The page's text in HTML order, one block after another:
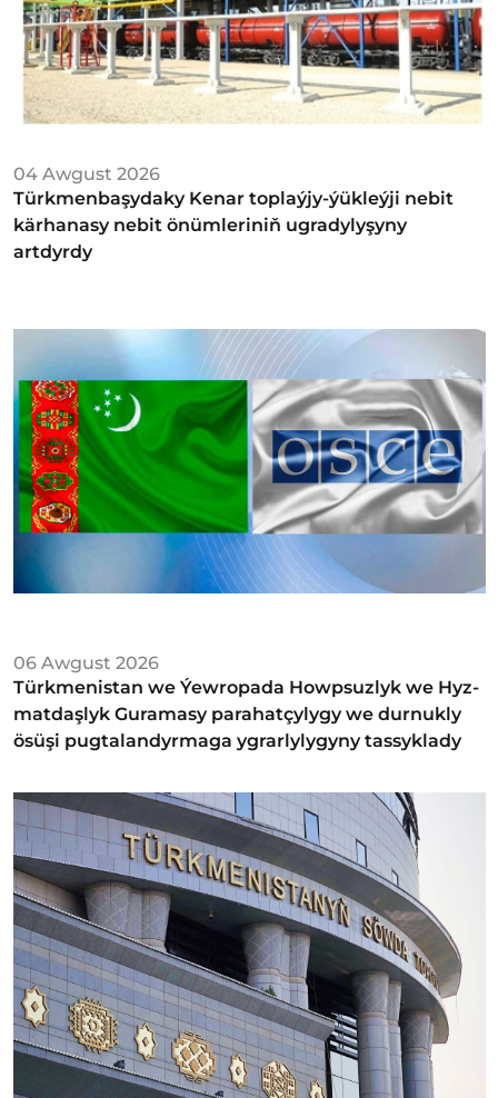
04 Awgust 2026
Türkmenbaşydaky Kenar toplaýjy-ýükleýji nebit
kärhanasy nebit önümleriniň ugradylyşyny
artdyrdy
06 Awgust 2026
Türkmenistan we Ýew­ro­pa­da Howp­suz­lyk we Hyz­
mat­daş­lyk Gu­ra­ma­sy­ parahatçylygy we durnukly
ösüşi pugtalandyrmaga ygrarlylygyny tassyklady